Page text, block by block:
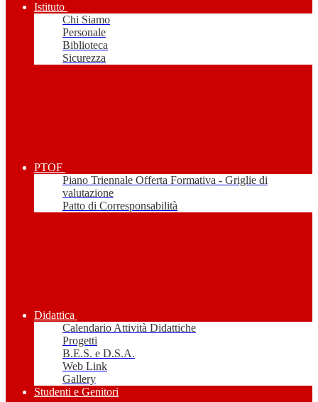
Istituto
Chi Siamo
Personale
Biblioteca
Sicurezza
PTOF
Piano Triennale Offerta Formativa - Griglie di
valutazione
Patto di Corresponsabilità
Didattica
Calendario Attività Didattiche
Progetti
B.E.S. e D.S.A.
Web Link
Gallery
Studenti e Genitori